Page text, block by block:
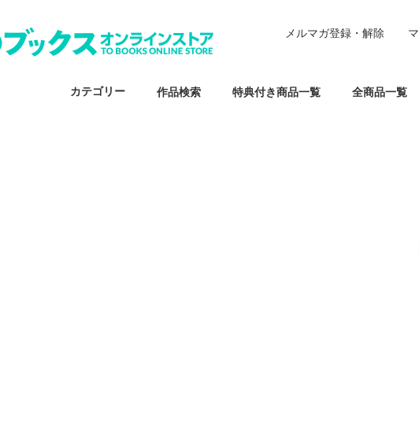
カテゴリー 作品検索 特典付き商品一覧 全商品一覧
メルマガ登録・解除